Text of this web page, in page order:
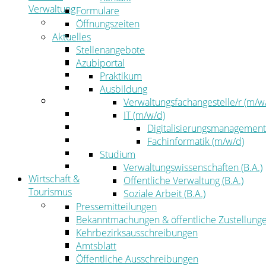
Verwaltung
Politik
Kreistag
Kreistagsinformationssystem
Bürgerinformationssystem
Wahlen
Leitbild
Der Landrat
Kommunalaufsicht
Zahlen, Daten, Fakten
Wirtschaft &
Tourismus
Wirtschaft
Wirtschaftsförderung
Gewerbeflächen und Unternehmen
Arbeitgeberservice
Mobilfunk & Breitband
Formulare
Öffnungszeiten
Aktuelles
Stellenangebote
Azubiportal
Praktikum
Ausbildung
Verwaltungsfachangestelle/r (m/
IT (m/w/d)
Fachinformatik (m/w/d)
Studium
Verwaltungswissenschaften (B.A.)
Öffentliche Verwaltung (B.A.)
Soziale Arbeit (B.A.)
Pressemitteilungen
Bekanntmachungen & öffentliche
Kehrbezirksausschreibungen
Amtsblatt
Öffentliche Ausschreibungen